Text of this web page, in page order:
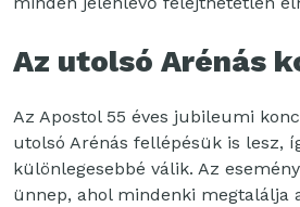
Az utolsó Arénás
Az Apostol 55 éves jubileumi
utolsó Arénás fellépésük is lesz,
különlegesebbé válik. Az
ünnep, ahol mindenki megtalálja